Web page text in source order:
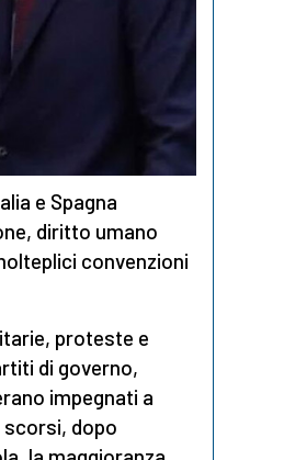
e Spagna
diritto umano
convenzioni
proteste e
di governo,
impegnati a
scorsi, dopo